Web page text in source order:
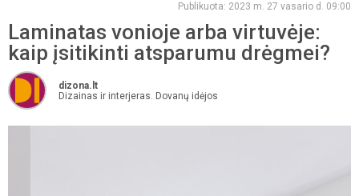
Publikuota: 2023 m. 27 vasario d. 09:00
Laminatas vonioje arba virtuvėje:
kaip įsitikinti atsparumu drėgmei?
dizona.lt
Dizainas ir interjeras. Dovanų idėjos